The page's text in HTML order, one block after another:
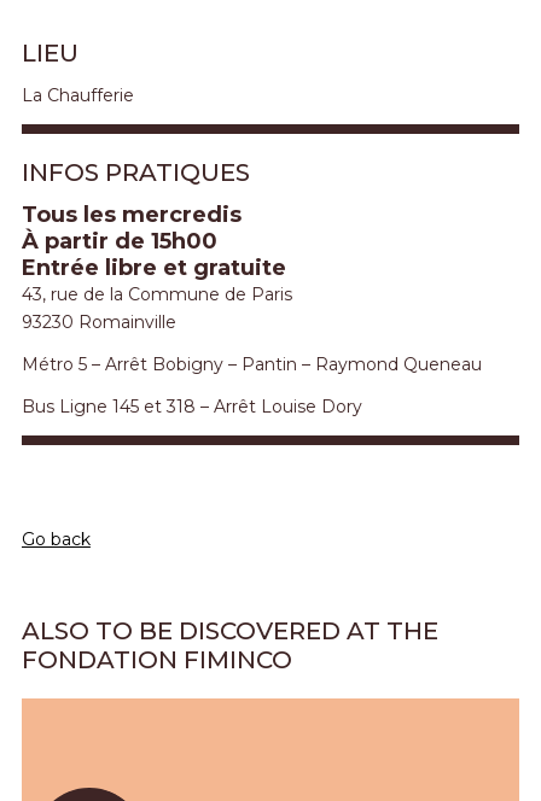
LIEU
La Chaufferie
INFOS PRATIQUES
Tous les mercredis
À partir de 15h00
Entrée libre et gratuite
43, rue de la Commune de Paris
93230 Romainville
Métro 5 – Arrêt Bobigny – Pantin – Raymond Queneau
Bus Ligne 145 et 318 – Arrêt Louise Dory
Go back
ALSO TO BE DISCOVERED AT THE
FONDATION FIMINCO